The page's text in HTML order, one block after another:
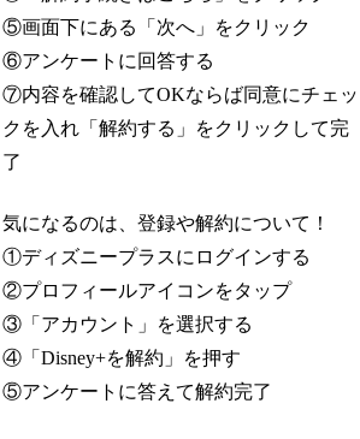
⑤画面下にある「次へ」をクリック
⑥アンケートに回答する
⑦内容を確認してOKならば同意にチェッ
クを入れ「解約する」をクリックして完
了
気になるのは、登録や解約について！
①ディズニープラスにログインする
②プロフィールアイコンをタップ
③「アカウント」を選択する
④「Disney+を解約」を押す
⑤アンケートに答えて解約完了